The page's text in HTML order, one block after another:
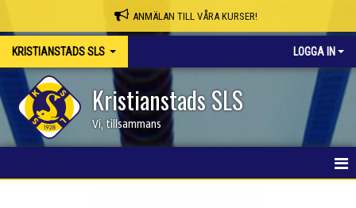
ANMÄLAN TILL VÅRA KURSER!
KRISTIANSTADS SLS LOGGA IN
Kristianstads SLS
Vi, tillsammans